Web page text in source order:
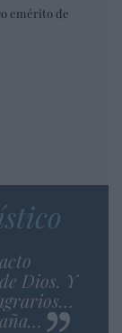
emérito de
Dios. Y